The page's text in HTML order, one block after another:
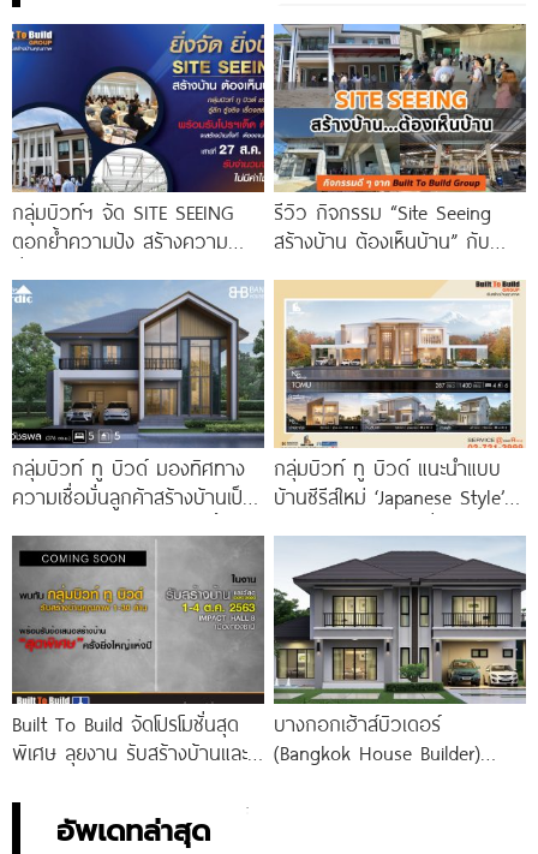
กลุ่มบิวท์ฯ จัด SITE SEEING
ตอกย้ำความปัง สร้างความ
บ้าน
รีวิว กิจกรรม “Site Seeing
สร้างบ้าน ต้องเห็นบ้าน” กับ
กลุ่มบิวท์ ทู บิวด์ มองทิศทาง
ความเชื่อมั่นลูกค้าสร้างบ้านเป็น
ธุรกิจรับสร้างบ้านโตต่อเนื่อง
กลุ่มบิวท์ ทู บิวด์ แนะนำแบบ
บ้านซีรีส์ใหม่ ‘Japanese Style’
Built To Build จัดโปรโมชั่นสุด
พิเศษ ลุยงาน รับสร้างบ้านและ
บางกอกเฮ้าส์บิวเดอร์
(Bangkok House Builder)
อัพเดทล่าสุด